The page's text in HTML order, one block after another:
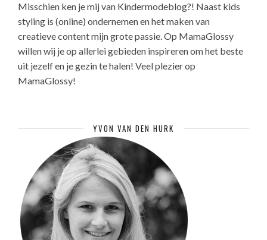
Misschien ken je mij van Kindermodeblog?! Naast kids
styling is (online) ondernemen en het maken van
creatieve content mijn grote passie. Op MamaGlossy
willen wij je op allerlei gebieden inspireren om het beste
uit jezelf en je gezin te halen! Veel plezier op
MamaGlossy!
YVON VAN DEN HURK